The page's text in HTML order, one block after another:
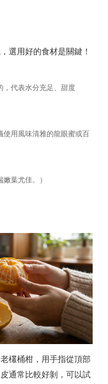
選用好的食材是關鍵！
，代表水分充足、甜度
使用風味清雅的龍眼蜜或百
葉尤佳。）
欉桶柑，用手指從頂部
通常比較好剝，可以試